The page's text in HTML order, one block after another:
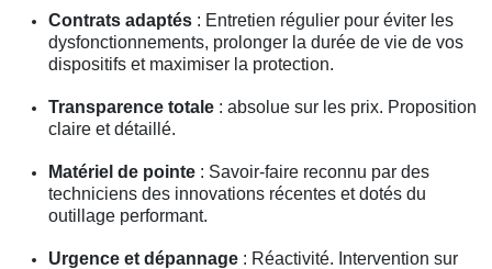
Contrats adaptés : Entretien régulier pour éviter les
dysfonctionnements, prolonger la durée de vie de vos
dispositifs et maximiser la protection.
Transparence totale : absolue sur les prix. Proposition
claire et détaillé.
Matériel de pointe : Savoir-faire reconnu par des
techniciens des innovations récentes et dotés du
outillage performant.
Urgence et dépannage : Réactivité. Intervention sur